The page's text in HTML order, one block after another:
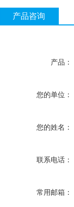
产品咨询
产品：
您的单位：
您的姓名：
联系电话：
常用邮箱：